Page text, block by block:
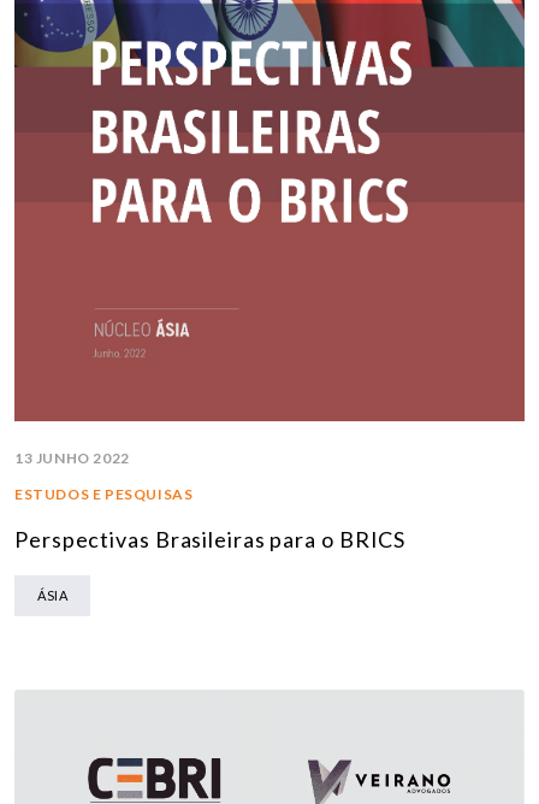
13 JUNHO 2022
ESTUDOS E PESQUISAS
Perspectivas Brasileiras para o BRICS
ÁSIA